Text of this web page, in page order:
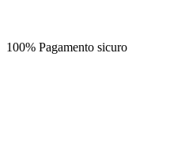
100% Pagamento sicuro